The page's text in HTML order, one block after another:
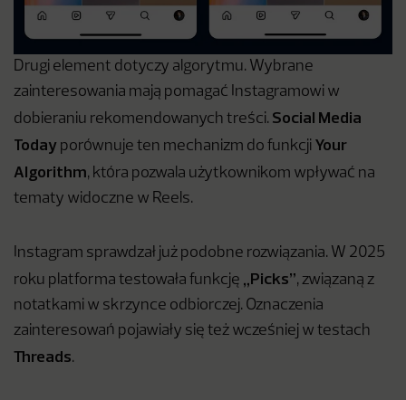
Drugi element dotyczy algorytmu. Wybrane
zainteresowania mają pomagać Instagramowi w
dobieraniu rekomendowanych treści. Social Media
Today porównuje ten mechanizm do funkcji Your
Algorithm, która pozwala użytkownikom wpływać na
tematy widoczne w Reels.
Instagram sprawdzał już podobne rozwiązania. W 2025
roku platforma testowała funkcję „Picks”, związaną z
notatkami w skrzynce odbiorczej. Oznaczenia
zainteresowań pojawiały się też wcześniej w testach
Threads.